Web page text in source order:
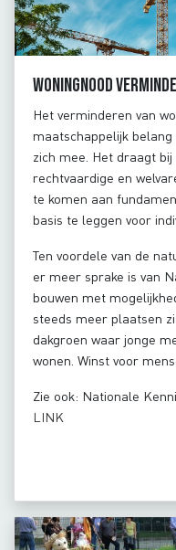
Woningnood
Het verminderen van
maatschappelijk
zich mee. Het draagt
rechtvaardige en
te komen aan
basis te leggen voor
Ten voordele van de
er meer sprake is van
bouwen met
steeds meer plaatsen
dakgroen waar jonge
wonen. Winst voor
Zie ook: Nationale
LINK